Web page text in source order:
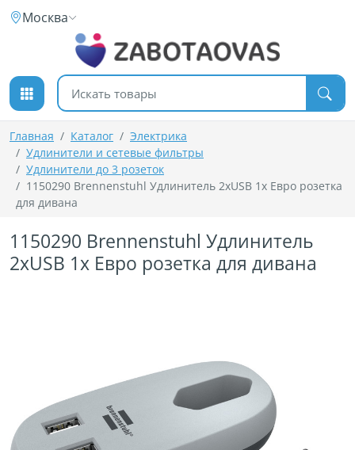
К содержимому
Москва
Поиск товаров
Главная Каталог
Электрика
Удлинители и сетевые фильтры
Удлинители до 3 розеток
1150290 Brennenstuhl Удлинитель 2хUSB 1x Евро розетка
для дивана
1150290 Brennenstuhl Удлинитель
2хUSB 1x Евро розетка для дивана